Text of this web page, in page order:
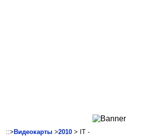
Смартфоны
Коммуникации
::> Видеокарты >2010 > IT -